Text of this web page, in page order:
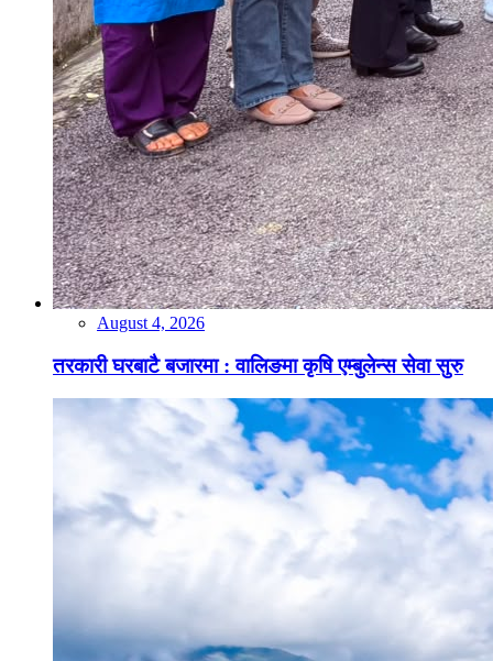
August 4, 2026
तरकारी घरबाटै बजारमा : वालिङमा कृषि एम्बुलेन्स सेवा सुरु